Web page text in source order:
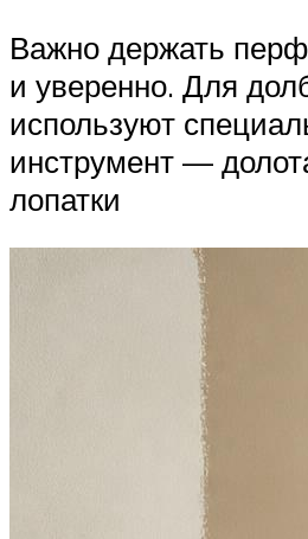
Важно держать
и уверенно. Для
используют
инструмент —
лопатки